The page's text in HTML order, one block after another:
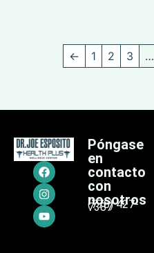
← 1 2 3 …
Póngase
en
contacto
con
nosotros
(770) 427-
7387